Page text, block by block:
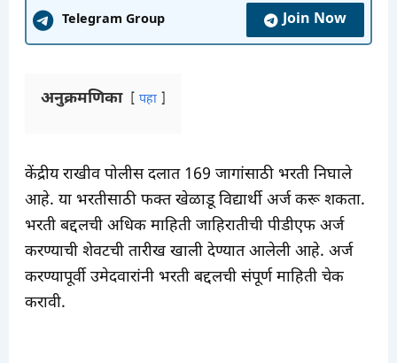
Telegram Group Join Now
अनुक्रमणिका पहा
केंद्रीय राखीव पोलीस दलात 169 जागांसाठी भरती निघाले
आहे. या भरतीसाठी फक्त खेळाडू विद्यार्थी अर्ज करू शकता.
भरती बद्दलची अधिक माहिती जाहिरातीची पीडीएफ अर्ज
करण्याची शेवटची तारीख खाली देण्यात आलेली आहे. अर्ज
करण्यापूर्वी उमेदवारांनी भरती बद्दलची संपूर्ण माहिती चेक
करावी.